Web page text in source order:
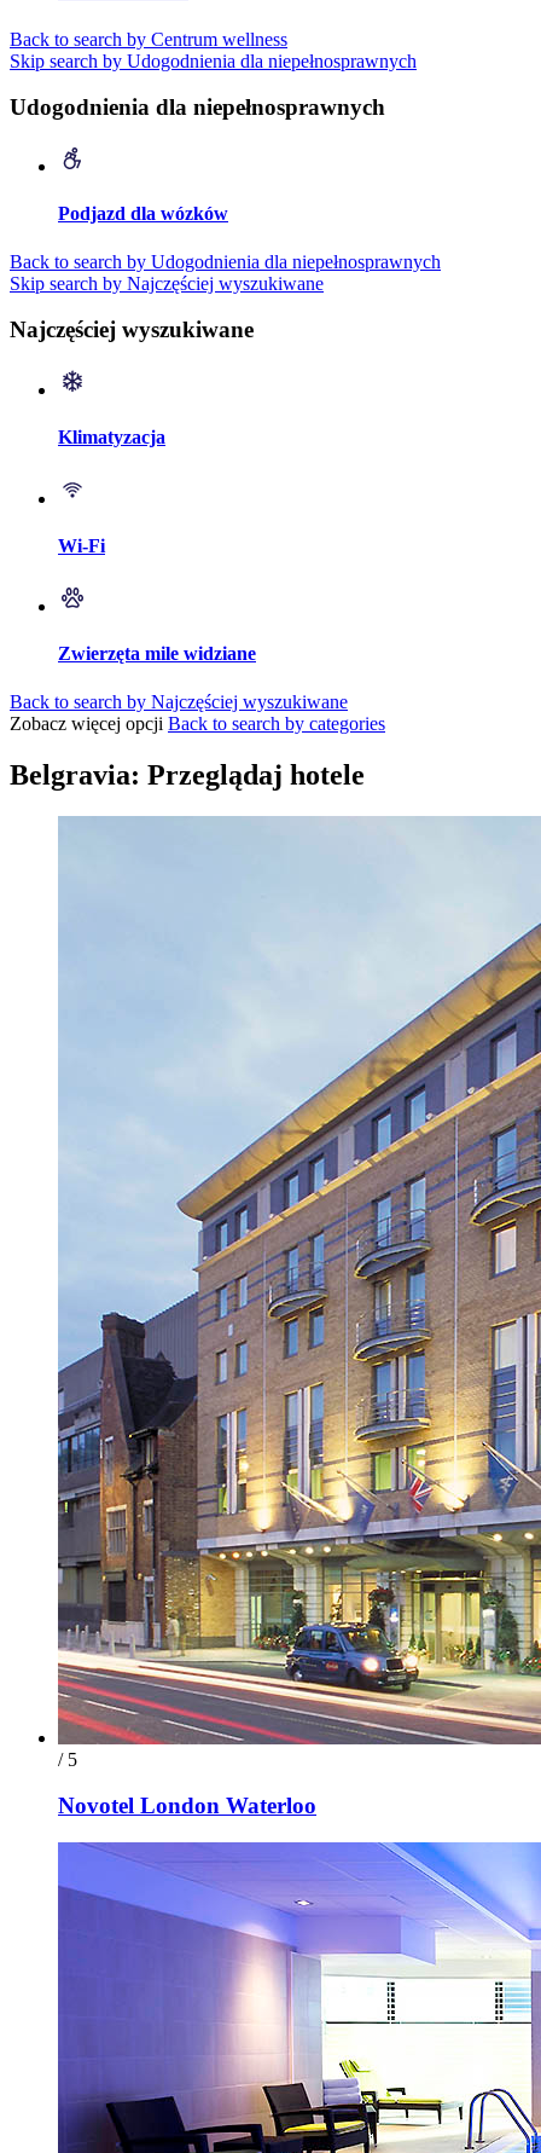
Back to search by Centrum wellness
Skip search by Udogodnienia dla niepełnosprawnych
Udogodnienia dla niepełnosprawnych
Podjazd dla wózków
Back to search by Udogodnienia dla niepełnosprawnych
Skip search by Najczęściej wyszukiwane
Najczęściej wyszukiwane
Klimatyzacja
Wi-Fi
Zwierzęta mile widziane
Back to search by Najczęściej wyszukiwane
Zobacz więcej opcji Back to search by categories
Belgravia: Przeglądaj hotele
/ 5
Novotel London Waterloo